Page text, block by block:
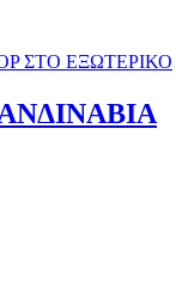
ΣΤΟ ΕΞΩΤΕΡΙΚΟ